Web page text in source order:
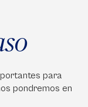
para
pondremos en